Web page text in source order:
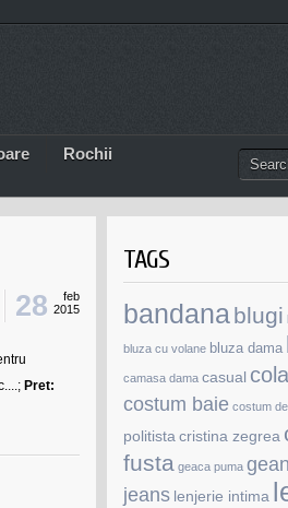
Rochii
feb
2015
28
Pret:
TAGS
bandanablugi
bluza cu volane bluza dama
camasa dama casual
costum baie costum
politista cristina zegrea
fusta geaca puma
jeans lenjerie intima